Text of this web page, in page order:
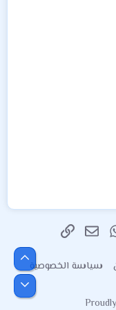
WhatsApp
البريد الإلكتروني
الرابط
سياسة الخصوصية
أعلى